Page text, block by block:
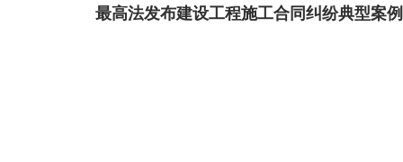
最高法发布建设工程施工合同纠纷典型案例